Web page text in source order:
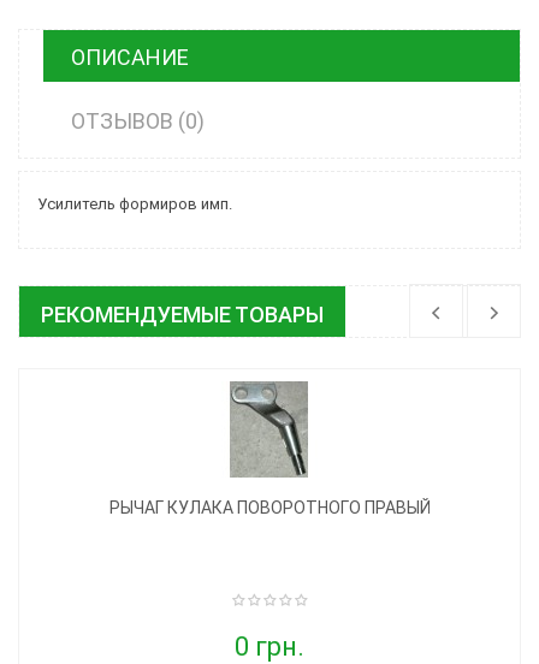
ОПИСАНИЕ
ОТЗЫВОВ (0)
Усилитель формиров имп.
РЕКОМЕНДУЕМЫЕ ТОВАРЫ
РЫЧАГ КУЛАКА ПОВОРОТНОГО ПРАВЫЙ
0 грн.